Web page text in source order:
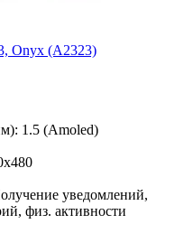
Onyx (A2323)
1.5 (Amoled)
уведомлений,
физ. активности